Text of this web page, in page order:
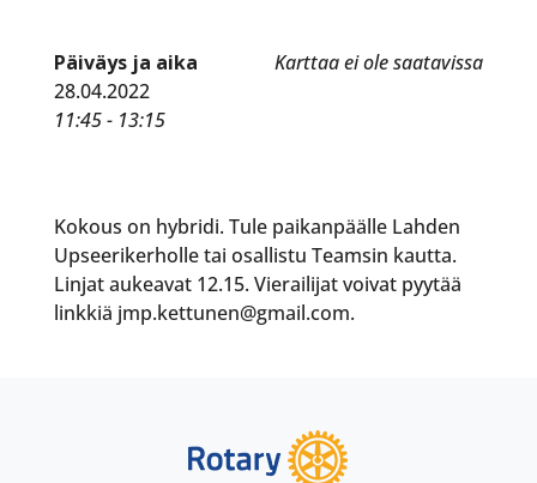
Karttaa ei ole saatavissa
Päiväys ja aika
28.04.2022
11:45 - 13:15
Kokous on hybridi. Tule paikanpäälle Lahden
Upseerikerholle tai osallistu Teamsin kautta.
Linjat aukeavat 12.15. Vierailijat voivat pyytää
linkkiä jmp.kettunen@gmail.com.